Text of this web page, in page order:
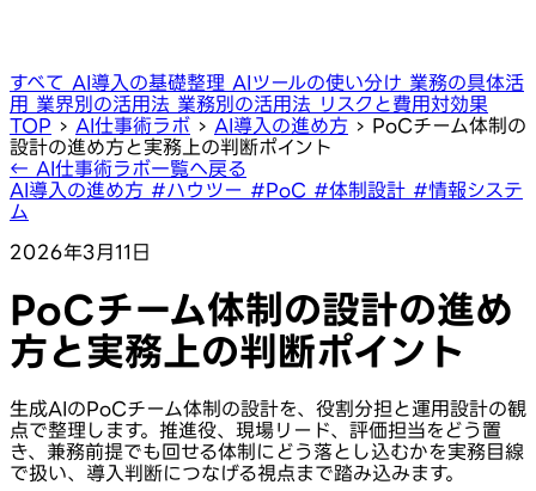
すべて AI導入の基礎整理 AIツールの使い分け 業務の具体活
用 業界別の活用法 業務別の活用法 リスクと費用対効果
TOP › AI仕事術ラボ › AI導入の進め方 › PoCチーム体制の
設計の進め方と実務上の判断ポイント
← AI仕事術ラボ一覧へ戻る
AI導入の進め方 #ハウツー #PoC #体制設計 #情報システ
ム
2026年3月11日
PoCチーム体制の設計の進め
方と実務上の判断ポイント
生成AIのPoCチーム体制の設計を、役割分担と運用設計の観
点で整理します。推進役、現場リード、評価担当をどう置
き、兼務前提でも回せる体制にどう落とし込むかを実務目線
で扱い、導入判断につなげる視点まで踏み込みます。